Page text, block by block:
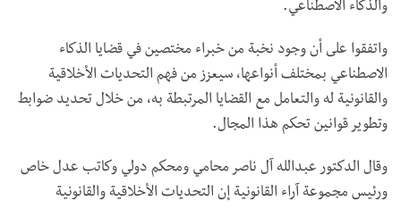
والذكاء الاصطناعي.
واتفقوا على أن وجود نخبة من خبراء مختصين في قضايا الذكاء
الاصطناعي بمختلف أنواعها، سيعزز من فهم التحديات الأخلاقية
والقانونية له والتعامل مع القضايا المرتبطة به، من خلال تحديد ضوابط
وتطوير قوانين تحكم هذا المجال.
وقال الدكتور عبدالله آل ناصر محامي ومحكم دولي وكاتب عدل خاص
ورئيس مجموعة آراء القانونية إن التحديات الأخلاقية والقانونية